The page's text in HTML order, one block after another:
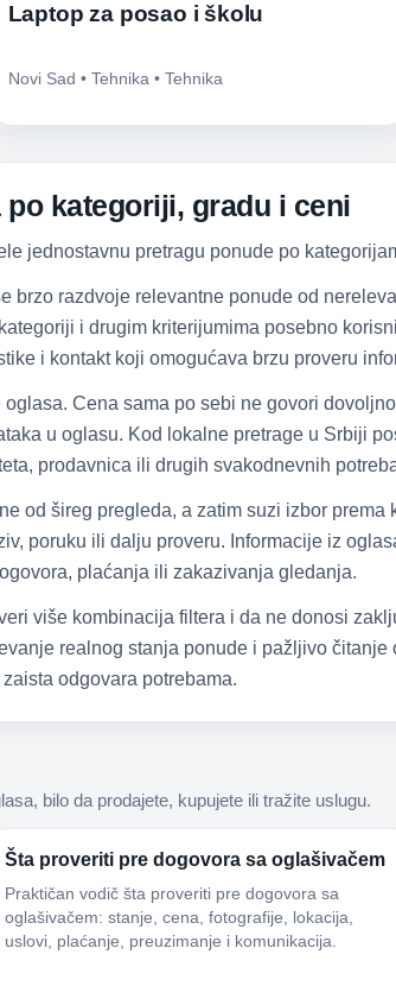
Laptop za posao i školu
Novi Sad • Tehnika • Tehnika
kategoriji, gradu i ceni
jednostavnu pretragu ponude po
brzo razdvoje relevantne ponude od
i drugim kriterijumima posebno
i kontakt koji omogućava brzu proveru
Cena sama po sebi ne govori
u oglasu. Kod lokalne pretrage u Srbiji
prodavnica ili drugih svakodnevnih
od šireg pregleda, a zatim suzi izbor
poruku ili dalju proveru. Informacije iz
plaćanja ili zakazivanja gledanja.
više kombinacija filtera i da ne donosi
realnog stanja ponude i pažljivo
odgovara potrebama.
bilo da prodajete, kupujete ili tražite uslugu.
Šta proveriti pre dogovora sa oglašivačem
Praktičan vodič šta proveriti pre dogovora sa
oglašivačem: stanje, cena, fotografije, lokacija,
uslovi, plaćanje, preuzimanje i komunikacija.